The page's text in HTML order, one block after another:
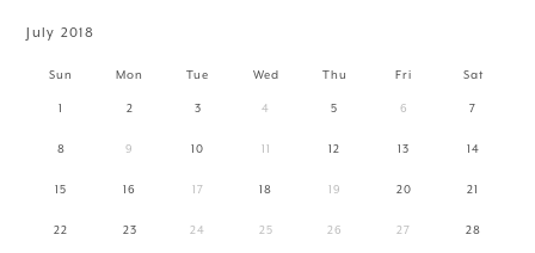
July 2018
Sun Mon Tue Wed Thu Fri Sat
1 2 3 4 5 6 7
8 9 10 11 12 13 14
15 16 17 18 19 20 21
22 23 24 25 26 27 28